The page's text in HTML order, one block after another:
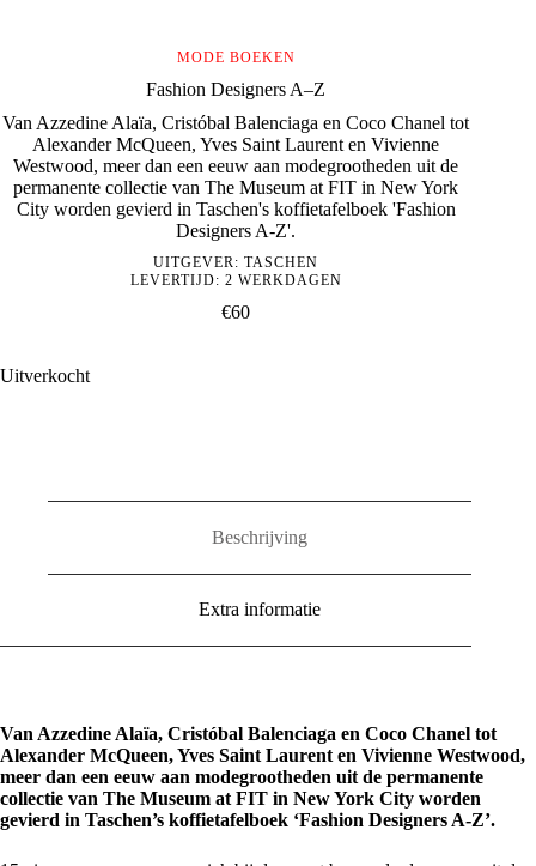
MODE BOEKEN
Fashion Designers A–Z
Van Azzedine Alaïa, Cristóbal Balenciaga en Coco Chanel tot
Alexander McQueen, Yves Saint Laurent en Vivienne
Westwood, meer dan een eeuw aan modegrootheden uit de
permanente collectie van The Museum at FIT in New York
City worden gevierd in Taschen's koffietafelboek 'Fashion
Designers A-Z'.
UITGEVER:TASCHEN
LEVERTIJD: 2 WERKDAGEN
€60
Uitverkocht
Beschrijving
Extra informatie
Van Azzedine Alaïa, Cristóbal Balenciaga en Coco Chanel tot
Alexander McQueen, Yves Saint Laurent en Vivienne Westwood,
meer dan een eeuw aan modegrootheden uit de permanente
collectie van The Museum at FIT in New York City worden
gevierd in Taschen’s koffietafelboek ‘Fashion Designers A-Z’.